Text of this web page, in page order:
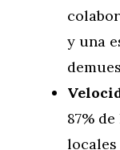
y una
87%
locales